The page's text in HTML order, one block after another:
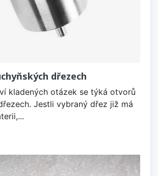
dřezech
kladených otázek se týká otvorů
Jestli vybraný dřez již má